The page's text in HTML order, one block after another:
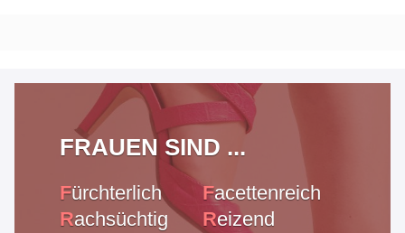
FRAUEN SIND ...
Fürchterlich
Rachsüchtig
Facettenreich
Reizend